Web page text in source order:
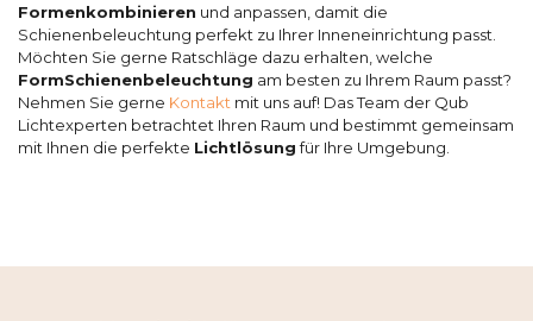
Formenkombinieren und anpassen, damit die
Schienenbeleuchtung perfekt zu Ihrer Inneneinrichtung passt.
Möchten Sie gerne Ratschläge dazu erhalten, welche
FormSchienenbeleuchtung am besten zu Ihrem Raum passt?
Nehmen Sie gerne Kontakt mit uns auf! Das Team der Qub
Lichtexperten betrachtet Ihren Raum und bestimmt gemeinsam
mit Ihnen die perfekte Lichtlösungfür Ihre Umgebung.